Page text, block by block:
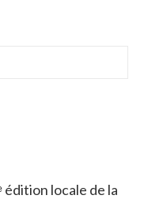
édition locale de la